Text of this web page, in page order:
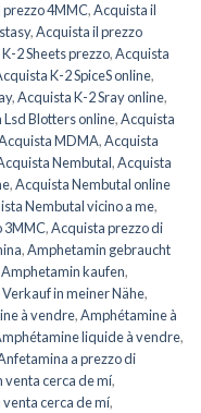
4MMC,Acquista il
,Acquista il prezzo
2 Sheets prezzo,Acquista
K-2 SpiceS online,
,Acquista K-2 Sray online,
Blotters online,Acquista
MDMA,Acquista
Nembutal,Acquista
,Acquista Nembutal online
Nembutal vicino a me,
3MMC,Acquista prezzo di
,Amphetamin gebraucht
Amphetamin kaufen,
in meiner Nähe,
à vendre,Amphétamine à
liquide à vendre,
a prezzo di
venta cerca de mí,
cerca de mí,